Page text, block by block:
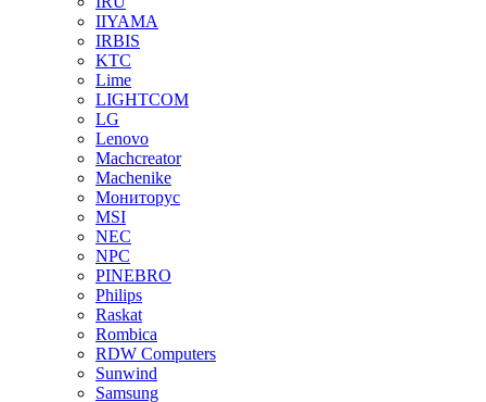
IIYAMA
IRBIS
KTC
Lime
LIGHTCOM
LG
Lenovo
Machcreator
Machenike
Мониторус
MSI
NEC
NPC
PINEBRO
Philips
Raskat
Rombica
RDW Computers
Sunwind
Samsung